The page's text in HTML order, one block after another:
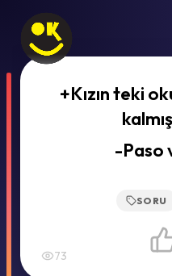
+Kızın teki
-Paso
SORU
73